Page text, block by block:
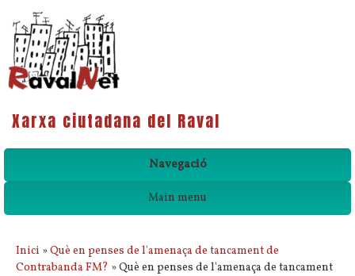
Xarxa ciutadana del Raval
Navegació
Main menu
Esteu aquí
Inici »Què en penses de l'amenaça de tancament de
Contrabanda FM? » Què en penses de l'amenaça de tancament